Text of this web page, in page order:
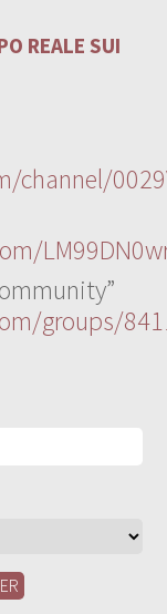
REALE SUI
groups/